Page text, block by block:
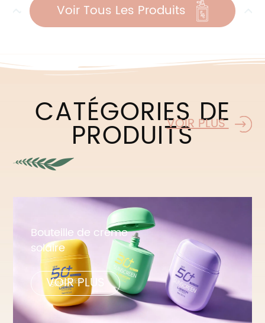
Voir Tous Les Produits
CATÉGORIES DE
PRODUITS
Bouteille de crème
solaire
VOIR PLUS
VOIR PLUS